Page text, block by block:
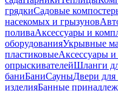
грядкиСадовые
насекомых и грызунов
поливаАксессуары и
оборудованияУкрывные
пластиковыеАксессуары
опрыскивателейШланги
баниБаниСауныДвери
изделияБанные